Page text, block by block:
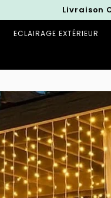
Livraison
ECLAIRAGE EXTÉRIEUR